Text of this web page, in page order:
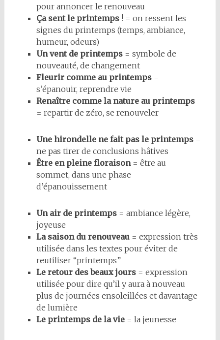
pour annoncer le renouveau
Ça sent le printemps! = on ressent les
signes du printemps (temps, ambiance,
humeur, odeurs)
Un vent de printemps= symbole de
nouveauté, de changement
Fleurir comme au printemps=
s’épanouir, reprendre vie
Renaître comme la nature au printemps
= repartir de zéro, se renouveler
Une hirondelle ne fait pas le printemps=
ne pas tirer de conclusions hâtives
Être en pleine floraison= être au
sommet, dans une phase
d’épanouissement
Un air de printemps= ambiance légère,
joyeuse
La saison du renouveau= expression très
utilisée dans les textes pour éviter de
reutiliser “printemps”
Le retour des beaux jours= expression
utilisée pour dire qu’il y aura à nouveau
plus de journées ensoleillées et davantage
de lumière
Le printemps de la vie= la jeunesse